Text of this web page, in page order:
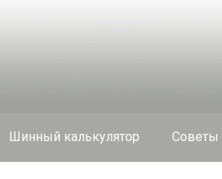
Шинный калькулятор Cоветы